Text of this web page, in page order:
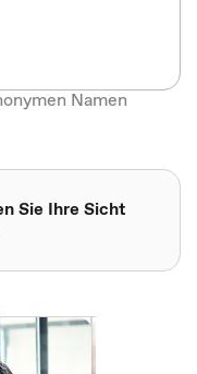
Namen
Sie Ihre Sicht